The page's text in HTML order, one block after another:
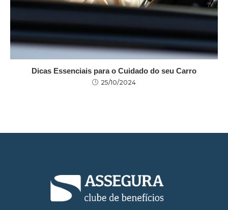
Dicas Essenciais para o Cuidado do seu Carro
25/10/2024